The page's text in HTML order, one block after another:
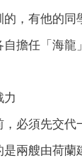
，有他的同
擔任「海龍
力
必須先交代
是兩艘由荷